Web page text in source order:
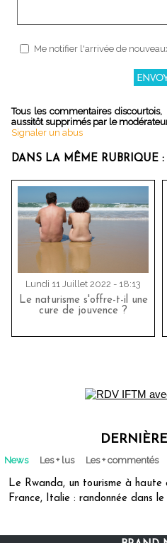
Me notifier l'arrivée de
Tous les commentaires
aussitôt supprimés par le
Signaler un abus
DANS LA MÊME RUBRIQUE :
Lundi 11 Juillet 2022 - 18:13
Le naturisme s'offre-t-il une
cure de jouvence ?
DERNIÈRE
News Les + lus Les + commentés
Le Rwanda, un tourisme à
France, Italie : randonnée dans